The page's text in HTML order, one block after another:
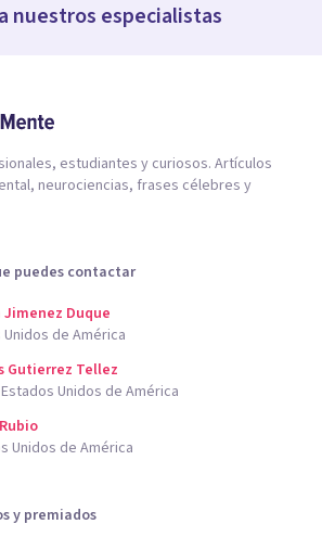
nuestros especialistas
estudiantes y curiosos. Artículos
neurociencias, frases célebres y
puedes contactar
Duque
de América
Gutierrez Tellez
Unidos de América
Unidos de América
y premiados